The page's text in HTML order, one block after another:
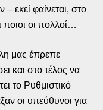
εκεί φαίνεται, στο
ποιοι οι πολλοί…
μας έπρεπε
και στο τέλος να
το Ρυθμιστικό
οι υπεύθυνοι για